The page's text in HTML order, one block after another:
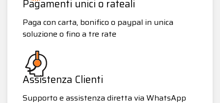
Pagamenti unici o rateali
Paga con carta, bonifico o paypal in unica
soluzione o fino a tre rate
Assistenza Clienti
Supporto e assistenza diretta via WhatsApp